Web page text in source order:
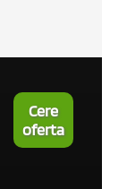
Cere
oferta